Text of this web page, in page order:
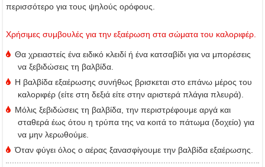
περισσότερο για τους ψηλούς ορόφους.
Χρήσιμες συμβουλές για την εξαέρωση στα σώματα του καλοριφέρ.
Θα χρειαστείς ένα ειδικό κλειδί ή ένα κατσαβίδι για να μπορέσεις
να ξεβιδώσεις τη βαλβίδα.
Η βαλβίδα εξαέρωσης συνήθως βρισκεται στο επάνω μέρος του
καλοριφέρ (είτε στη δεξιά είτε στην αριστερά πλάγια πλευρά).
Μόλις ξεβιδώσεις τη βαλβίδα, την περιστρέφουμε αργά και
σταθερά έως ότου η τρύπα της να κοιτά το πάτωμα (δοχείο) για
να μην λερωθούμε.
Όταν φύγει όλος ο αέρας ξανασφίγουμε την βαλβίδα εξαέρωσης.